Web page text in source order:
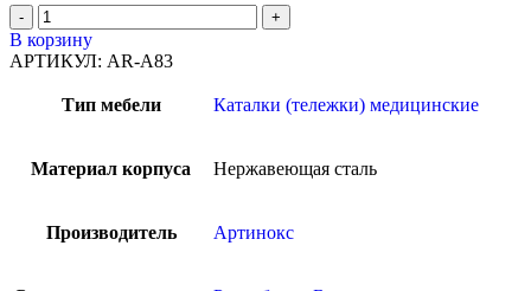
В корзину
АРТИКУЛ: AR-A83
Тип мебели Каталки (тележки) медицинские
Материал корпуса Нержавеющая сталь
Производитель Артинокс